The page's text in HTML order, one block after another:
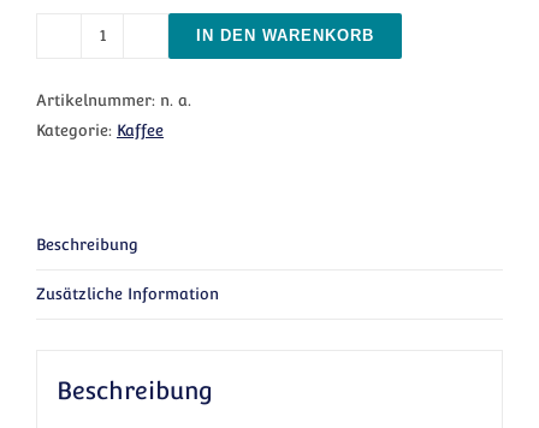
Espresso Tenero entkoffeiniert Menge
IN DEN WARENKORB
Artikelnummer: n. a.
Kategorie: Kaffee
Beschreibung
Zusätzliche Information
Beschreibung